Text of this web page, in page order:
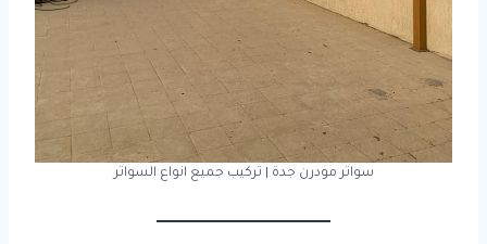
سواتر مودرن جدة | تركيب جميع انواع السواتر